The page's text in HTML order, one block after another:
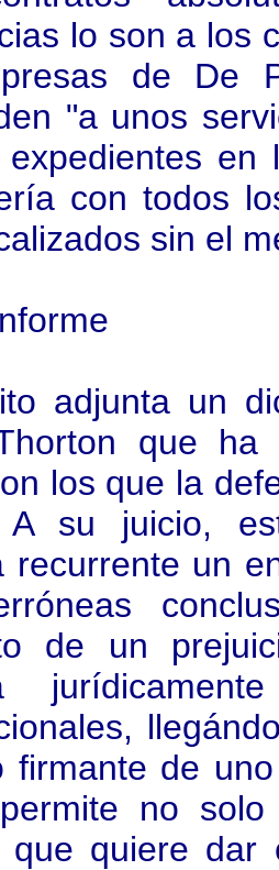
lo son a los
de De
"a unos
con todos
sin el
adjunta un
que
los que la
A su juicio,
recurrente un
de un
firmante de
no solo
que quiere dar